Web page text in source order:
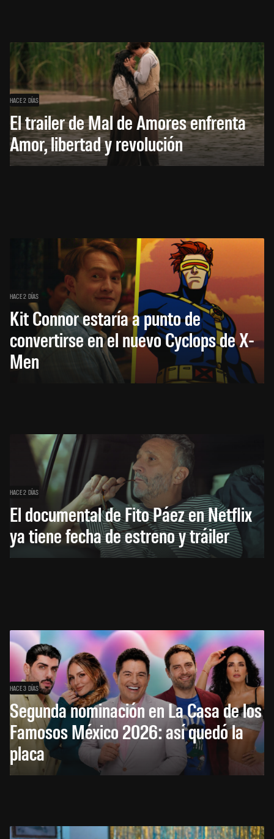
HACE 2 DÍAS
El trailer de Mal de Amores enfrenta
Amor, libertad y revolución
HACE 2 DÍAS
Kit Connor estaría a punto de
convertirse en el nuevo Cyclops de X-
Men
HACE 2 DÍAS
El documental de Fito Páez en Netflix
ya tiene fecha de estreno y tráiler
HACE 3 DÍAS
Segunda nominación en La Casa de los
Famosos México 2026: así quedó la
placa